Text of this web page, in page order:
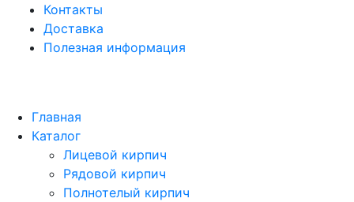
Контакты
Доставка
Полезная информация
Главная
Каталог
Лицевой кирпич
Рядовой кирпич
Полнотелый кирпич